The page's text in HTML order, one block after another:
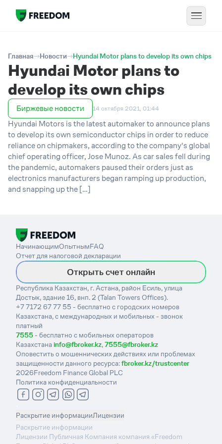
Главная Новости Hyundai Motor plans to develop its own chips
Hyundai Motor plans to
develop its own chips
Биржевые новости 14 октября 2021, 01:44
Hyundai Motors is the latest automaker to announce plans
to develop its own semiconductor chips in order to reduce
reliance on chipmakers, according to the company's global
chief operating officer, Jose Munoz. As car sales fell during
the pandemic, automakers paused their orders just as
electronics manufacturers began ramping up production,
and snapping up the […]
НачинающимОпытнымFAQ
Отчет для налоговой декларации
Открыть счет онлайн
Республика Казахстан, г. Астана, район Есиль, улица
Достык, здание 16, внп. 2 (Talan Towers Offices).
+7 7172 67 77 55 - бесплатно с городских номеров
Казахстана, с международных и мобильных - звонок
платный
7555- бесплатно с мобильных операторов
Казахстанаinfo@fbroker.kz,7555@fbroker.kz
Оповестить о мошеннических действиях или проблемах
защищенности данного ресурса:fbroker.kz/trustcenter
2026Freedom Finance Global PLC
Политика конфиденциальности
Раскрытие информацииЛицензии
Раскрытие информации
Лицензии Публичная Компания компания «Freedom